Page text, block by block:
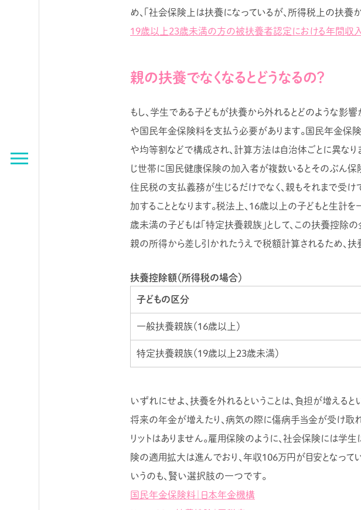
め、「社会保険上は扶養になっているが、所得税上の扶養
19歳以上23歳未満の方の被扶養者認定における年間収
親の扶養でなくなるとどうなるの？
もし、学生である子どもが扶養から外れるとどのような影
や国民年金保険料を支払う必要があります。国民年金保
や均等割などで構成され、計算方法は自治体ごとに異な
じ世帯に国民健康保険の加入者が複数いるとそのぶん保
住民税の支払義務が生じるだけでなく、親もそれまで受け
加することとなります。税法上、16歳以上の子どもと生
歳未満の子どもは「特定扶養親族」として、この扶養控除
親の所得から差し引かれたうえで税額計算されるため、
扶養控除額（所得税の場合）
子どもの区分
一般扶養親族（16歳以上）
特定扶養親族（19歳以上23歳未満）
いずれにせよ、扶養を外れるということは、負担が増える
将来の年金が増えたり、病気の際に傷病手当金が受け取
リットはありません。雇用保険のように、社会保険には学
険の適用拡大は進んでおり、年収106万円が目安となって
いうのも、賢い選択肢の一つです。
国民年金保険料｜日本年金機構